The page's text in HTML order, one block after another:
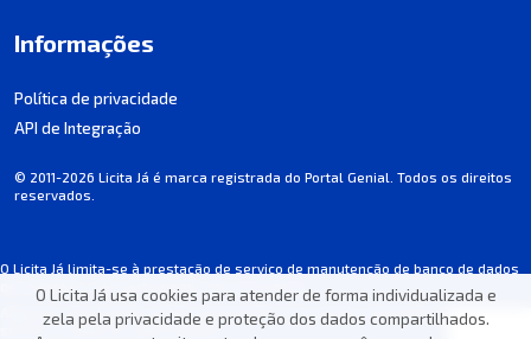
O Licita Já usa cookies para atender de forma individualizada e
zela pela privacidade e proteção dos dados compartilhados.
O Licita Já limita-se à prestação de serviço de manutenção de banco de dados
de licitações, não participando dos processos.
Algumas informações podem apresentar incorreções involuntárias. Consulte
sempre o edital de cada licitação.
Informações
Política de privacidade
API de Integração
© 2011-2026 Licita Já é marca registrada do Portal Genial. Todos os direitos
reservados.